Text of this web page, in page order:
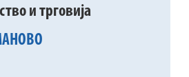
и трговија